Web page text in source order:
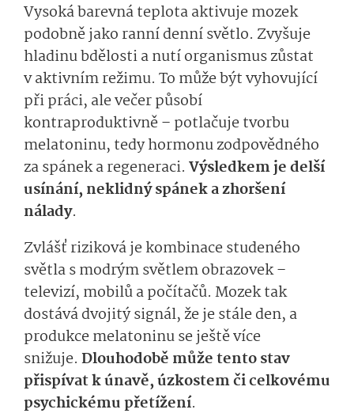
Vysoká barevná teplota aktivuje mozek
podobně jako ranní denní světlo. Zvyšuje
hladinu bdělosti a nutí organismus zůstat
v aktivním režimu. To může být vyhovující
při práci, ale večer působí
kontraproduktivně – potlačuje tvorbu
melatoninu, tedy hormonu zodpovědného
za spánek a regeneraci. Výs­ledkem je delší
usínání, neklidný spánek a zhoršení
nálady.
Zvlášť riziková je kombinace studeného
světla s modrým světlem obrazovek –
televizí, mobilů a počítačů. Mozek tak
dostává dvojitý signál, že je stále den, a
produkce melatoninu se ještě více
snižuje. Dlou­hodobě může tento stav
přispívat k únavě, úzkostem či celkovému
psychickému přetížení.